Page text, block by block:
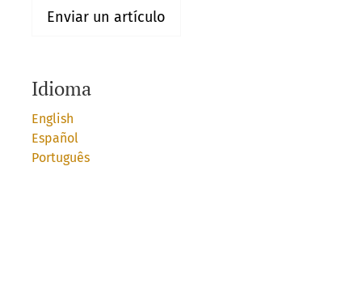
Enviar un artículo
Idioma
English
Español
Português